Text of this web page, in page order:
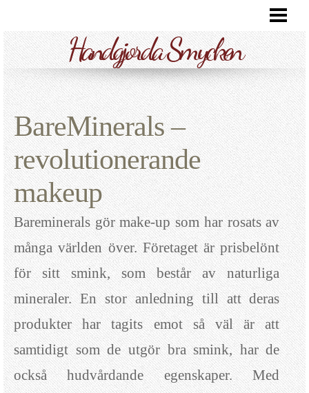
RENGÖRING AV SILVERSMYCKEN
KUBISK ZIRKONIA
SILVERPUTS PÅ ALLA SMYCKEN?
BLOGG
Handgjorda Smycken
BareMinerals –
revolutionerande
makeup
Bareminerals gör make-up som har rosats av
många världen över. Företaget är prisbelönt
för sitt smink, som består av naturliga
mineraler. En stor anledning till att deras
produkter har tagits emot så väl är att
samtidigt som de utgör bra smink, har de
också hudvårdande egenskaper. Med